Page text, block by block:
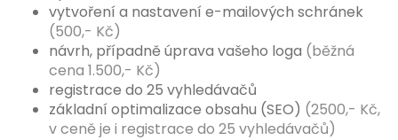
vytvoření a nastavení e-mailových schránek
(500,- Kč)
návrh, případně úprava vašeho loga (běžná
cena 1.500,- Kč)
registrace do 25 vyhledávačů
základní optimalizace obsahu (SEO) (2500,- Kč,
v ceně je i registrace do 25 vyhledávačů)